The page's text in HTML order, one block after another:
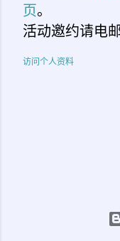
页。
活动邀约请电
访问个人资料